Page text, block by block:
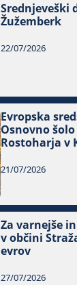
Srednjeveški
Žužemberk
22/07/2026
Evropska
Osnovno
Rostoharja v
21/07/2026
Za varnejše
v občini
evrov
27/07/2026